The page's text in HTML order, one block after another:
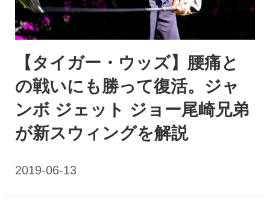
【タイガー・ウッズ】腰痛と
の戦いにも勝って復活。ジャ
ンボ ジェット ジョー尾崎兄弟
が新スウィングを解説